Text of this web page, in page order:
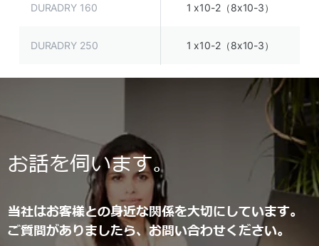
DURADRY 160 1 x10-2（8x10-3）
DURADRY 250 1 x10-2（8x10-3）
お話を伺います。
当社はお客様との身近な関係を大切にしています。
ご質問がありましたら、お問い合わせください。